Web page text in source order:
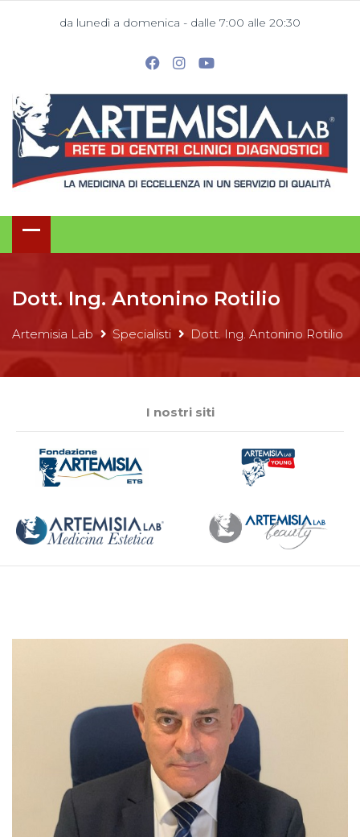
da lunedì a domenica - dalle 7:00 alle 20:30
Dott. Ing. Antonino Rotilio
Artemisia Lab Specialisti Dott. Ing. Antonino Rotilio
I nostri siti